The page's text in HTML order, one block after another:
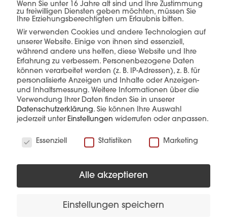
Diese Produkte könnten Sie auch
interessieren
Wenn Sie unter 16 Jahre alt sind und Ihre Zustimmung
zu freiwilligen Diensten geben möchten, müssen Sie
Ihre Erziehungsberechtigten um Erlaubnis bitten.
Wir verwenden Cookies und andere Technologien auf
unserer Website. Einige von ihnen sind essenziell,
während andere uns helfen, diese Website und Ihre
Erfahrung zu verbessern. Personenbezogene Daten
können verarbeitet werden (z. B. IP-Adressen), z. B. für
personalisierte Anzeigen und Inhalte oder Anzeigen-
und Inhaltsmessung. Weitere Informationen über die
Verwendung Ihrer Daten finden Sie in unserer
Datenschutzerklärung. Sie können Ihre Auswahl
jederzeit unter Einstellungen widerrufen oder anpassen.
Essenziell
Statistiken Marketing
Alle akzeptieren
Einstellungen speichern